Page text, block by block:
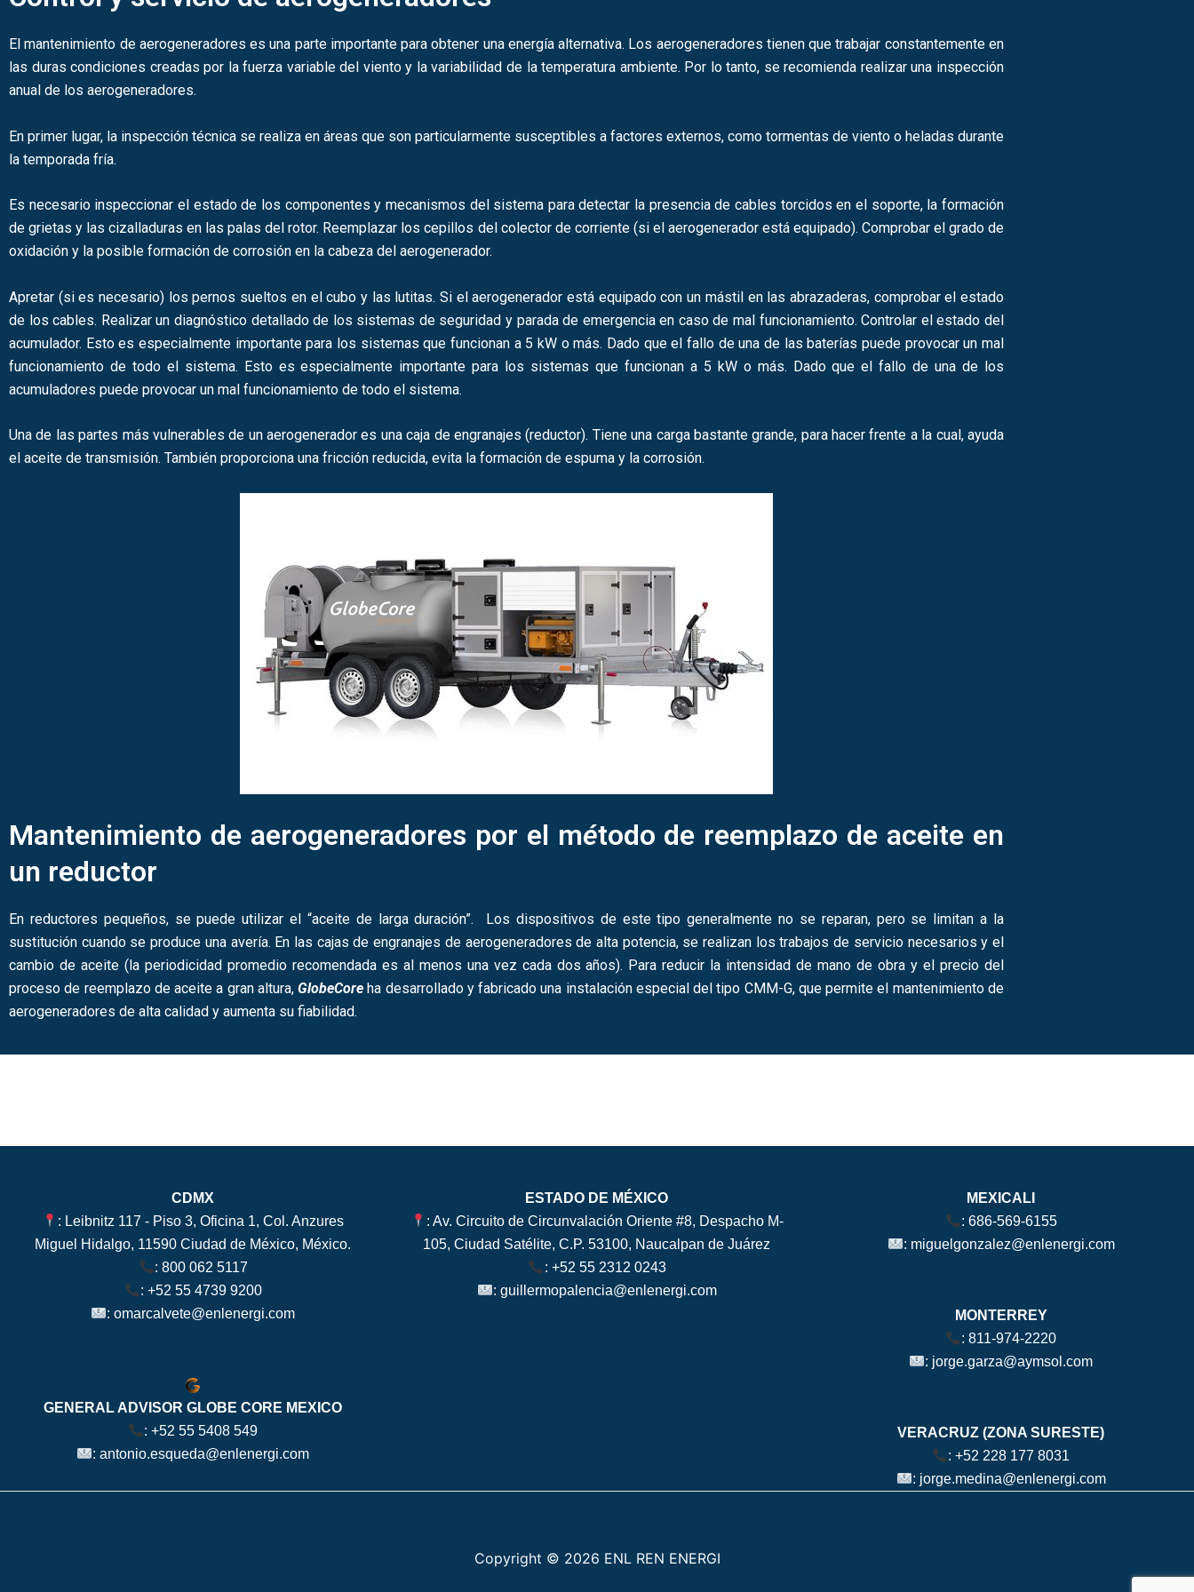
El mantenimiento de aerogeneradores es una parte importante para obtener una energía alternativa. Los aerogeneradores tienen que trabajar constantemente en
las duras condiciones creadas por la fuerza variable del viento y la variabilidad de la temperatura ambiente. Por lo tanto, se recomienda realizar una inspección
anual de los aerogeneradores.
En primer lugar, la inspección técnica se realiza en áreas que son particularmente susceptibles a factores externos, como tormentas de viento o heladas durante
la temporada fría.
Es necesario inspeccionar el estado de los componentes y mecanismos del sistema para detectar la presencia de cables torcidos en el soporte, la formación
de grietas y las cizalladuras en las palas del rotor. Reemplazar los cepillos del colector de corriente (si el aerogenerador está equipado). Comprobar el grado de
oxidación y la posible formación de corrosión en la cabeza del aerogenerador.
Apretar (si es necesario) los pernos sueltos en el cubo y las lutitas. Si el aerogenerador está equipado con un mástil en las abrazaderas, comprobar el estado
de los cables. Realizar un diagnóstico detallado de los sistemas de seguridad y parada de emergencia en caso de mal funcionamiento. Controlar el estado del
acumulador. Esto es especialmente importante para los sistemas que funcionan a 5 kW o más. Dado que el fallo de una de las baterías puede provocar un mal
funcionamiento de todo el sistema. Esto es especialmente importante para los sistemas que funcionan a 5 kW o más. Dado que el fallo de una de los
acumuladores puede provocar un mal funcionamiento de todo el sistema.
Una de las partes más vulnerables de un aerogenerador es una caja de engranajes (reductor). Tiene una carga bastante grande, para hacer frente a la cual, ayuda
el aceite de transmisión. También proporciona una fricción reducida, evita la formación de espuma y la corrosión.
Mantenimiento de aerogeneradores por el método de reemplazo de aceite en
un reductor
En reductores pequeños, se puede utilizar el “aceite de larga duración”. Los dispositivos de este tipo generalmente no se reparan, pero se limitan a la
sustitución cuando se produce una avería. En las cajas de engranajes de aerogeneradores de alta potencia, se realizan los trabajos de servicio necesarios y el
cambio de aceite (la periodicidad promedio recomendada es al menos una vez cada dos años). Para reducir la intensidad de mano de obra y el precio del
proceso de reemplazo de aceite a gran altura,GlobeCore ha desarrollado y fabricado una instalación especial del tipo CMM-G, que permite el mantenimiento de
aerogeneradores de alta calidad y aumenta su fiabilidad.
CDMX
: Leibnitz 117 - Piso 3, Oficina 1, Col. Anzures
Miguel Hidalgo, 11590 Ciudad de México, México.
: 800 062 5117
: +52 55 4739 9200
:omarcalvete@enlenergi.com
GENERAL ADVISOR GLOBE CORE MEXICO
:+52 55 5408 549
:antonio.esqueda@enlenergi.com
ESTADO DE MÉXICO
: Av. Circuito de Circunvalación Oriente #8, Despacho M-
105, Ciudad Satélite, C.P. 53100, Naucalpan de Juárez
: +52 55 2312 0243
:guillermopalencia@enlenergi.com
MEXICALI
: 686-569-6155
: miguelgonzalez@enlenergi.com
MONTERREY
:811-974-2220
: jorge.garza@aymsol.com
VERACRUZ (ZONA SURESTE)
:+52 228 177 8031
: jorge.medina@enlenergi.com
Copyright © 2026 ENL REN ENERGI